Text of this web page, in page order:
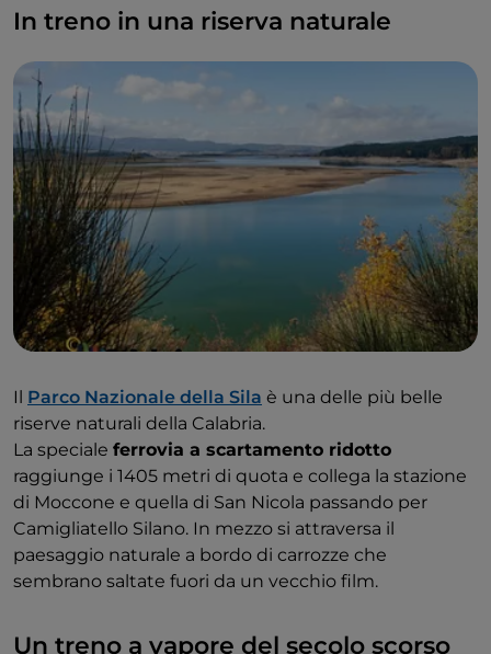
In treno in una riserva naturale
Il Parco Nazionale della Sila è una delle più belle
riserve naturali della Calabria.
La speciale ferrovia a scartamento ridotto
raggiunge i 1405 metri di quota e collega la stazione
di Moccone e quella di San Nicola passando per
Camigliatello Silano. In mezzo si attraversa il
paesaggio naturale a bordo di carrozze che
sembrano saltate fuori da un vecchio film.
Un treno a vapore del secolo scorso